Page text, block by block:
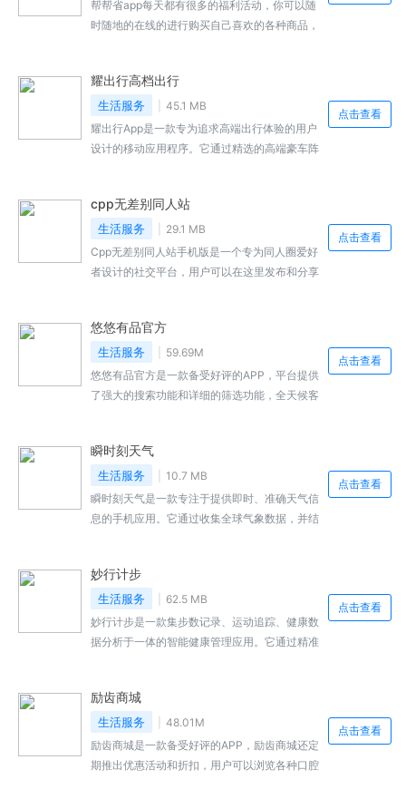
帮帮省app每天都有很多的福利活动，你可以随
时随地的在线的进行购买自己喜欢的各种商品，
取，可满足用户的一切购物需求，各种商品分类
为我们带来，这里的省钱的购物方式有很多种，
快来免费下载吧
耀出行高档出行
生活服务
45.1 MB
耀出行App是一款专为追求高端出行体验的用户
设计的移动应用程序。它通过精选的高端豪车阵
制服务。感兴趣的小伙伴快来本站下载吧。
点击查看
cpp无差别同人站
生活服务
29.1 MB
Cpp无差别同人站手机版是一个专为同人圈爱好
者设计的社交平台，用户可以在这里发布和分享
移动设备上随时随地浏览和交流同人创作。感兴
趣的小伙伴快来本站下载吧。
点击查看
悠悠有品官方
生活服务
59.69M
悠悠有品官方是一款备受好评的APP，平台提供
了强大的搜索功能和详细的筛选功能，全天候客
贴，甚至可以通过元租聘，你可以利用这款软件
可以更好的享受在线购买游戏装备的各种信息，
采用多层加密技术确保交易过程的安全性，软件
为用户提供了多种多样的交易模式，就来本站下
点击查看
瞬时刻天气
生活服务
10.7 MB
瞬时刻天气是一款专注于提供即时、准确天气信
息的手机应用。它通过收集全球气象数据，并结
天的天气预报，用户都能通过这款软件轻松获得
所需信息。用户可以根据自己的需求，定制天气
提醒、穿衣建议等个性化功能。感兴趣的小伙伴
快来本站下载吧。
点击查看
妙行计步
生活服务
62.5 MB
妙行计步是一款集步数记录、运动追踪、健康数
据分析于一体的智能健康管理应用。它通过精准
更合理的健康计划。同时，软件还融入了社交元
素，让用户在追求健康的同时，也能享受分享的
乐趣。感兴趣的小伙伴快来本站下载吧。
点击查看
励齿商城
生活服务
48.01M
励齿商城是一款备受好评的APP，励齿商城还定
期推出优惠活动和折扣，用户可以浏览各种口腔
点击查看